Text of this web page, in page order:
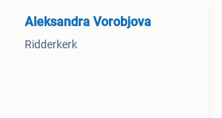
Aleksandra Vorobjova
Ridderkerk